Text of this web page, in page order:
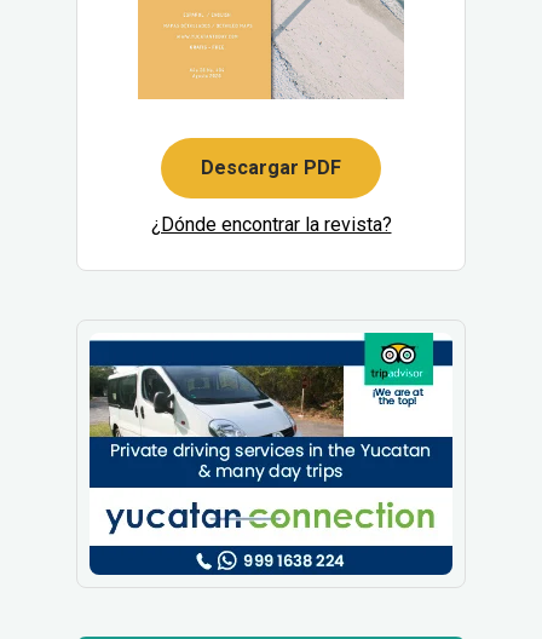
Descargar PDF
¿Dónde encontrar la revista?